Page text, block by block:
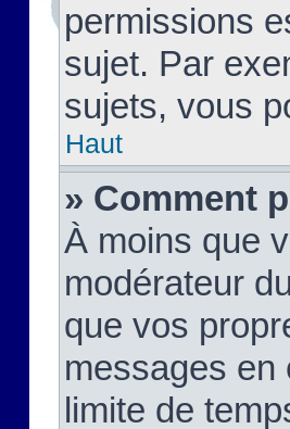
permissions
sujet. Par
sujets, vous
Haut
» Comment
À moins que
modérateur
que vos
messages en
limite de